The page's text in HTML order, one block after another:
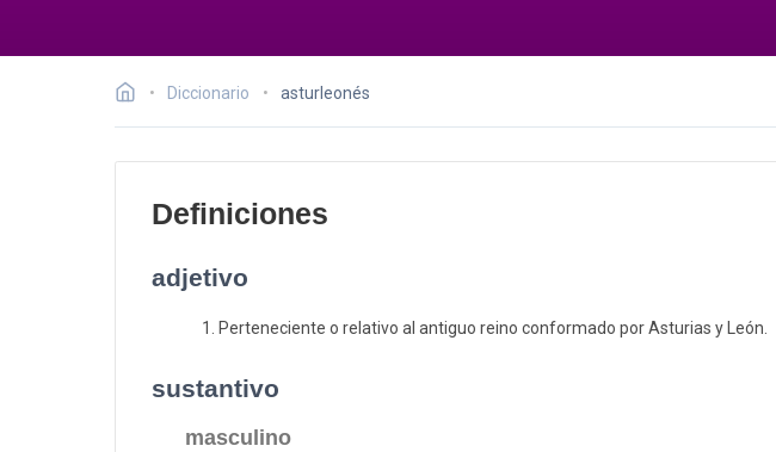
Diccionario asturleonés
Definiciones
adjetivo
Perteneciente o relativo al antiguo reino conformado por Asturias y León.
sustantivo
masculino